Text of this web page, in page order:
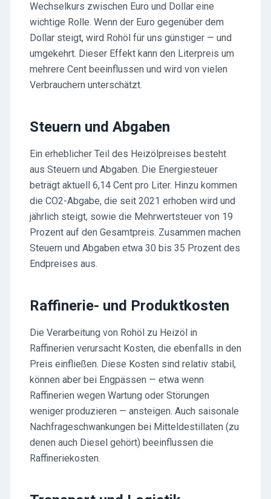
Wechselkurs zwischen Euro und Dollar eine
wichtige Rolle. Wenn der Euro gegenüber dem
Dollar steigt, wird Rohöl für uns günstiger — und
umgekehrt. Dieser Effekt kann den Literpreis um
mehrere Cent beeinflussen und wird von vielen
Verbrauchern unterschätzt.
Steuern und Abgaben
Ein erheblicher Teil des Heizölpreises besteht
aus Steuern und Abgaben. Die Energiesteuer
beträgt aktuell 6,14 Cent pro Liter. Hinzu kommen
die CO2-Abgabe, die seit 2021 erhoben wird und
jährlich steigt, sowie die Mehrwertsteuer von 19
Prozent auf den Gesamtpreis. Zusammen machen
Steuern und Abgaben etwa 30 bis 35 Prozent des
Endpreises aus.
Raffinerie- und Produktkosten
Die Verarbeitung von Rohöl zu Heizöl in
Raffinerien verursacht Kosten, die ebenfalls in den
Preis einfließen. Diese Kosten sind relativ stabil,
können aber bei Engpässen — etwa wenn
Raffinerien wegen Wartung oder Störungen
weniger produzieren — ansteigen. Auch saisonale
Nachfrageschwankungen bei Mitteldestillaten (zu
denen auch Diesel gehört) beeinflussen die
Raffineriekosten.